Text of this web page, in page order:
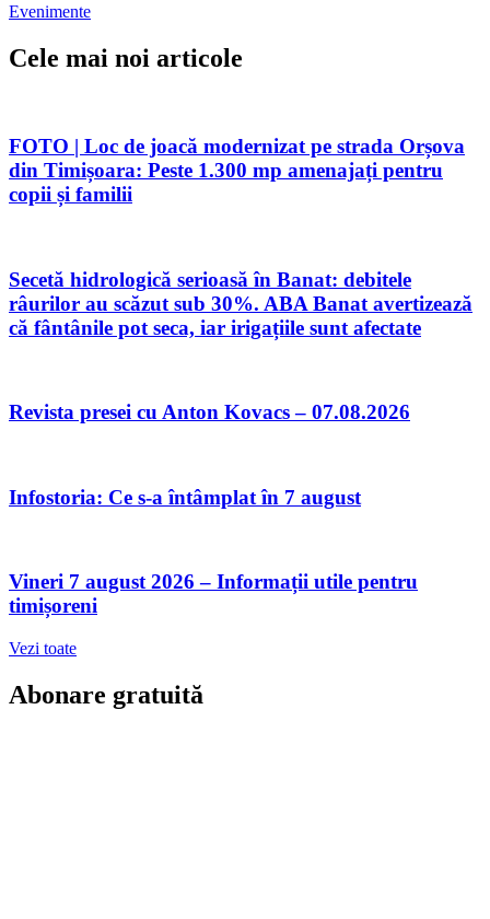
Evenimente
Cele mai noi articole
FOTO | Loc de joacă modernizat pe strada Orșova
din Timișoara: Peste 1.300 mp amenajați pentru
copii și familii
Secetă hidrologică serioasă în Banat: debitele
râurilor au scăzut sub 30%. ABA Banat avertizează
că fântânile pot seca, iar irigațiile sunt afectate
Revista presei cu Anton Kovacs – 07.08.2026
Infostoria: Ce s-a întâmplat în 7 august
Vineri 7 august 2026 – Informații utile pentru
timișoreni
Vezi toate
Abonare gratuită